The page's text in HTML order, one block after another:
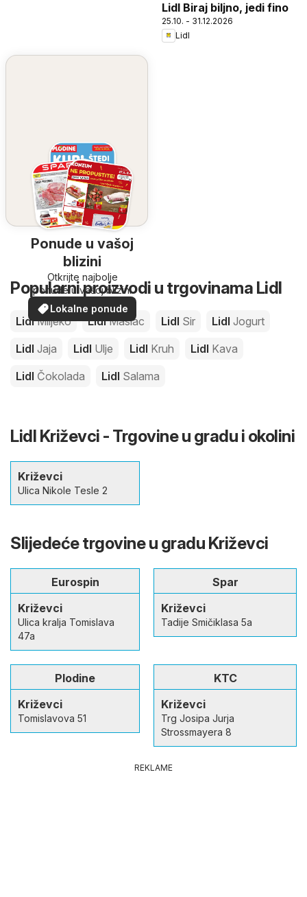
Lidl Biraj biljno, jedi fino
25.10. - 31.12.2026
Lidl
Ponude u vašoj
blizini
Otkrijte najbolje
ponude u vašoj blizini
Lokalne ponude
Popularni proizvodi u trgovinama Lidl
LidlMlijeko LidlMaslac Lidl Sir Lidl Jogurt
Lidl Jaja Lidl Ulje Lidl Kruh Lidl Kava
Lidl Čokolada Lidl Salama
Lidl Križevci - Trgovine u gradu i okolini
Križevci
Ulica Nikole Tesle 2
Slijedeće trgovine u gradu Križevci
Eurospin
Križevci
Ulica kralja Tomislava
47a
Spar
Križevci
Tadije Smičiklasa 5a
Plodine
Križevci
Tomislavova 51
KTC
Križevci
Trg Josipa Jurja
Strossmayera 8
REKLAME